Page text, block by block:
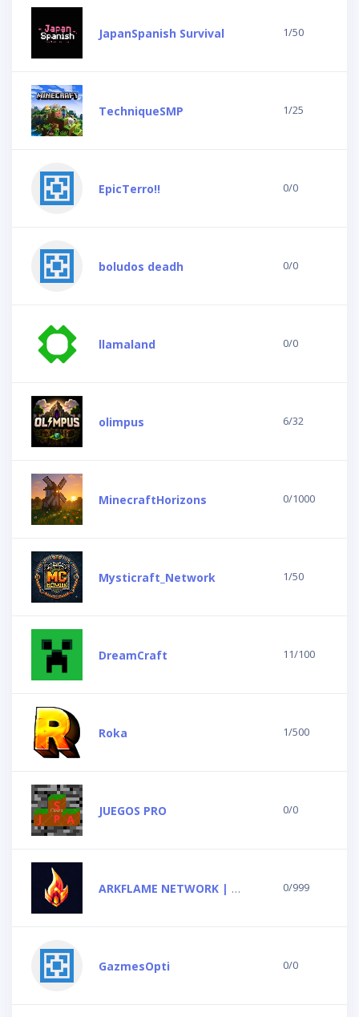
JapanSpanish Survival 1/50
TechniqueSMP 1/25
EpicTerro!! 0/0
boludos deadh 0/0
llamaland 0/0
olimpus 6/32
MinecraftHorizons 0/1000
Mysticraft_Network 1/50
DreamCraft 11/100
Roka 1/500
JUEGOS PRO 0/0
ARKFLAME NETWORK | BEDROCK & JAVA 0/999
GazmesOpti 0/0